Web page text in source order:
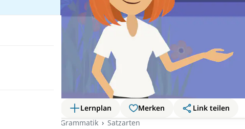
Lernplan Merken
Link teilen
Grammatik
Satzarten